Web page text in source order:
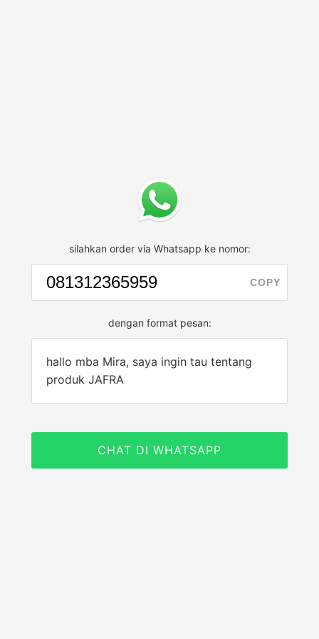
silahkan order via Whatsapp ke nomor:
COPY
dengan format pesan:
hallo mba Mira, saya ingin tau tentang
produk JAFRA
CHAT DI WHATSAPP